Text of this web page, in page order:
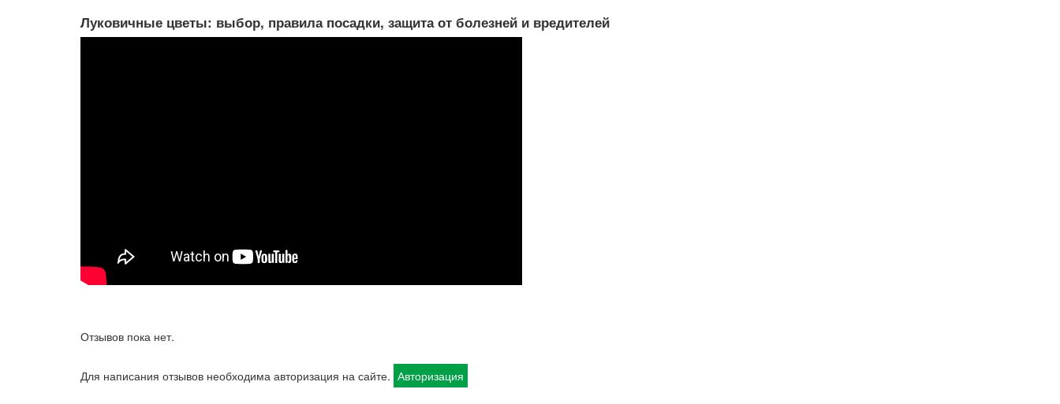
Луковичные цветы: выбор, правила посадки, защита от болезней и вредителей
Отзывов пока нет.
Для написания отзывов необходима авторизация на сайте. Авторизация